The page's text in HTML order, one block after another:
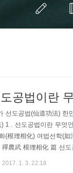
공법이란
선도공법(仙道功法)
1 . 선도공법이란 무엇
(根理相化) 여법선학(
農武 根理相化 篇 선
)님의 천지인합일(天
2017. 1. 3. 22:18